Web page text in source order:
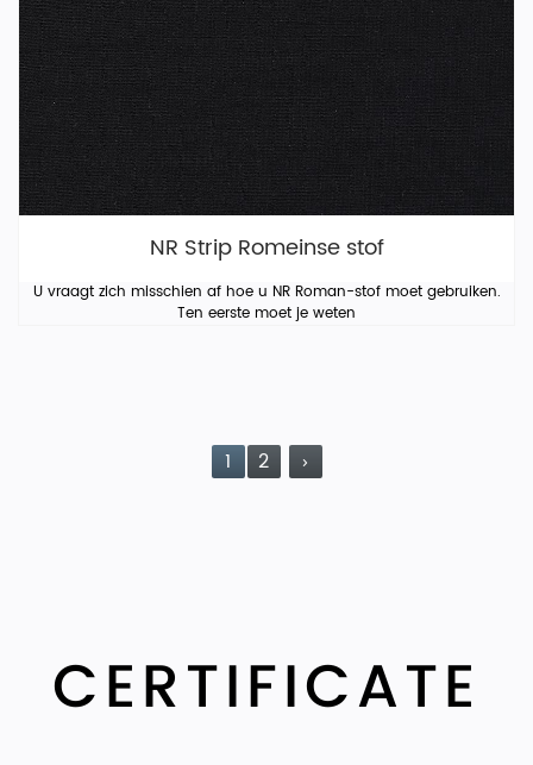
NR Strip Romeinse stof
U vraagt ​​zich misschien af ​​hoe u NR Roman-stof moet gebruiken.
Ten eerste moet je weten
1 2 ›
CERTIFICATE